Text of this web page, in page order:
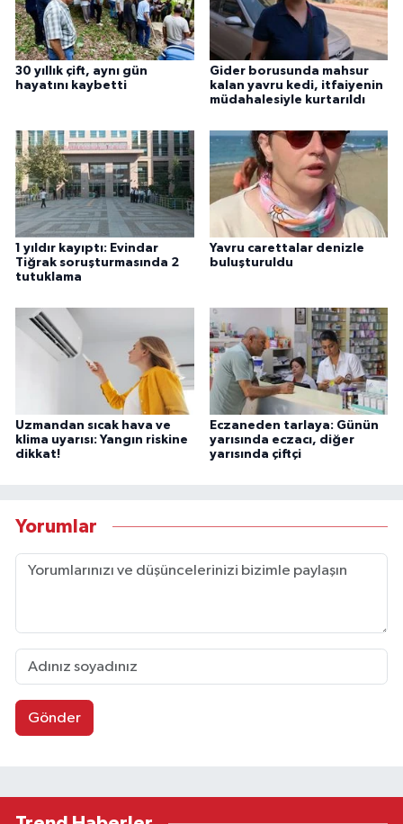
30 yıllık çift, aynı gün
hayatını kaybetti
Gider borusunda mahsur
kalan yavru kedi, itfaiyenin
müdahalesiyle kurtarıldı
1 yıldır kayıptı: Evindar
Tiğrak soruşturmasında 2
tutuklama
Yavru carettalar denizle
buluşturuldu
Uzmandan sıcak hava ve
klima uyarısı: Yangın riskine
dikkat!
Eczaneden tarlaya: Günün
yarısında eczacı, diğer
yarısında çiftçi
Yorumlar
Gönder